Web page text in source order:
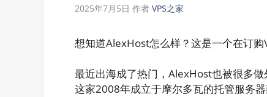
2025年7月5日 作者 VPS之家
想知道AlexHost怎么样？这是一个在订购
最近出海成了热门，AlexHost也被很多
这家2008年成立于摩尔多瓦的托管服务